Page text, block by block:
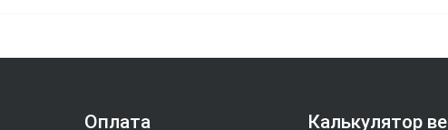
Оплата Калькулятор